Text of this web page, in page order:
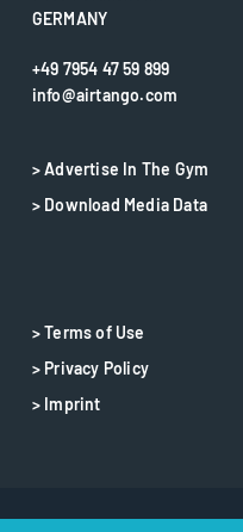
GERMANY
+49 7954 47 59 899
info@airtango.com
> Advertise In The Gym
> Download Media Data
> Terms of Use
> Privacy Policy
> Imprint